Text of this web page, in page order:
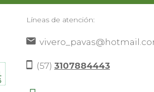
Líneas de atención:
(57) 3107884443
Pino Enano